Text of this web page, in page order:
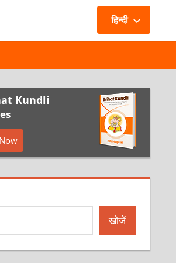
हिन्दी
Kundli
खोजें